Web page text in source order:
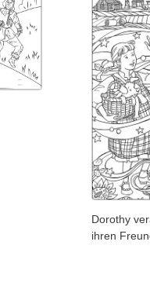
Dorothy
ihren